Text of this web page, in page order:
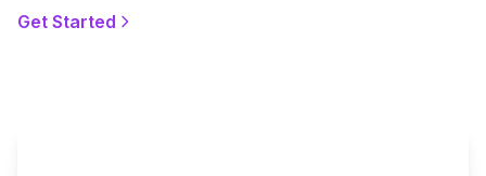
Get Started